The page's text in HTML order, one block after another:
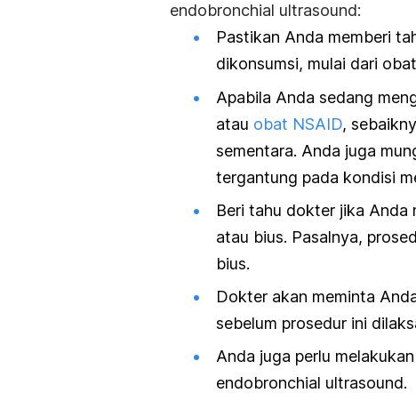
endobronchial ultrasound:
Pastikan Anda memberi
dikonsumsi, mulai dari
Apabila Anda sedang
atau obat NSAID,
sementara. Anda juga
tergantung pada kondisi
Beri tahu dokter jika
atau bius. Pasalnya,
bius.
Dokter akan meminta
sebelum prosedur ini
Anda juga perlu
endobronchial ultrasound.